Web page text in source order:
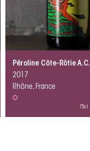
Péroline Côte-Rôtie A.C.
2017
Rhône, France
75cl